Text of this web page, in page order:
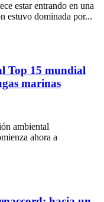
estar entrando en una
estuvo dominada por...
Top 15 mundial
marinas
ambiental
ahora a